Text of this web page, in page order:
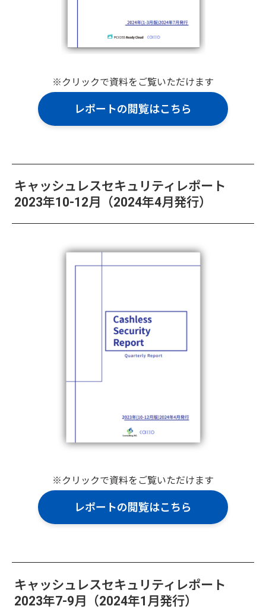
※クリックで資料をご覧いただけます
レポートの閲覧はこちら
キャッシュレスセキュリティレポート
2023年10-12月（2024年4月発行）
※クリックで資料をご覧いただけます
レポートの閲覧はこちら
キャッシュレスセキュリティレポート
2023年7-9月（2024年1月発行）